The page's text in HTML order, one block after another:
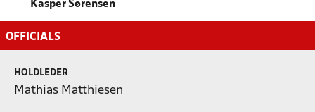
Kasper Sørensen
OFFICIALS
HOLDLEDER
Mathias Matthiesen